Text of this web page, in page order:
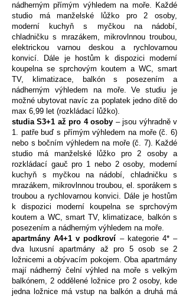
nádherným přímým výhledem na moře. Každé
studio má manželské lůžko pro 2 osoby,
moderní kuchyň s myčkou na nádobí,
chladničku s mrazákem, mikrovlnnou troubou,
elektrickou varnou deskou a rychlovarnou
konvicí. Dále je hostům k dispozici moderní
koupelna se sprchovým koutem a WC, smart
TV, klimatizace, balkón s posezením a
nádherným výhledem na moře. Ve studiu je
možné ubytovat navíc za poplatek jedno dítě do
max 6,99 let (rozkládací lůžko).
studia S3+1 až pro 4 osoby – jsou výhradně v
1. patře buď s přímým výhledem na moře (č. 6)
nebo s bočním výhledem na moře (č. 7). Každé
studio má manželské lůžko pro 2 osoby a
rozkládací gauč pro 1 nebo 2 osoby, moderní
kuchyň s myčkou na nádobí, chladničku s
mrazákem, mikrovlnnou troubou, el. sporákem s
troubou a rychlovarnou konvici. Dále je hostům
k dispozici moderní koupelna se sprchovým
koutem a WC, smart TV, klimatizace, balkón s
posezením a nádherným výhledem na moře.
apartmány A4+1 v podkroví – kategorie 4* –
dva luxusní apartmány až pro 5 osob se 2
ložnicemi a obývacím pokojem. Oba apartmány
mají nádherný čelní výhled na moře s velkým
balkónem, 2 oddělené ložnice pro 2 osoby, kde
jedna ložnice má vstup na balkón a druhá má